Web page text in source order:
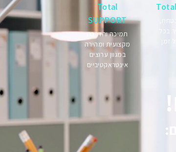
בכל
זמן
Total
SUPPORT
תמיכה והדרכה
מקצועית ומהירה
במגוון ערוצים
אינטראקטיביים